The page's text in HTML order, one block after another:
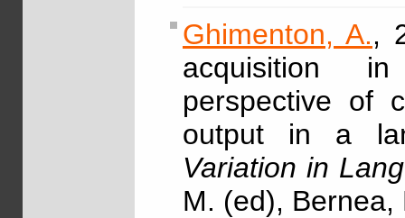
Ghimenton, A.,
acquisition
perspective of
output in a
Variation in
M. (ed), Bernea,